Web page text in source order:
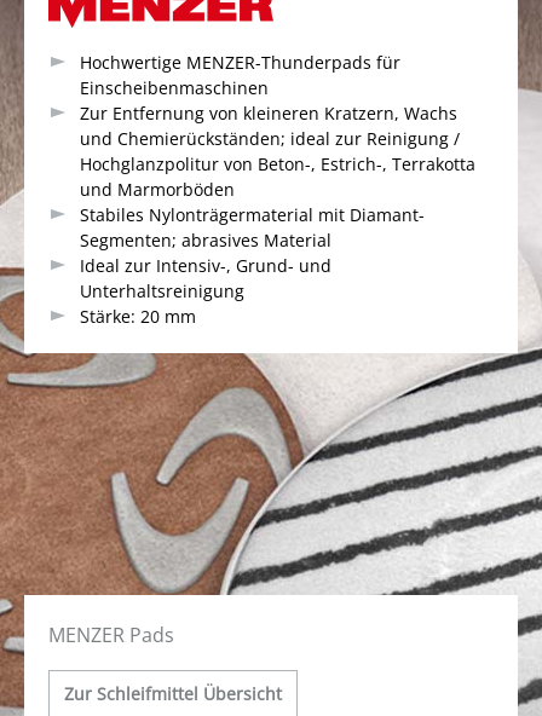
Hochwertige MENZER-Thunderpads für
Einscheibenmaschinen
Zur Entfernung von kleineren Kratzern, Wachs
und Chemierückständen; ideal zur Reinigung /
Hochglanzpolitur von Beton-, Estrich-, Terrakotta
und Marmorböden
Stabiles Nylonträgermaterial mit Diamant-
Segmenten; abrasives Material
Ideal zur Intensiv-, Grund- und
Unterhaltsreinigung
Stärke: 20 mm
MENZER Pads
Zur Schleifmittel Übersicht